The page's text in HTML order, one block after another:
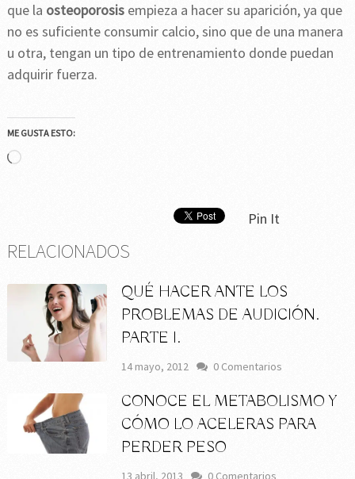
que la osteoporosis empieza a hacer su aparición, ya que
no es suficiente consumir calcio, sino que de una manera
u otra, tengan un tipo de entrenamiento donde puedan
adquirir fuerza.
ME GUSTA ESTO:
Cargando...
Pin It
RELACIONADOS
QUÉ HACER ANTE LOS
PROBLEMAS DE AUDICIÓN.
PARTE I.
14 mayo, 2012 0 Comentarios
CONOCE EL METABOLISMO Y
CÓMO LO ACELERAS PARA
PERDER PESO
13 abril, 2013 0 Comentarios